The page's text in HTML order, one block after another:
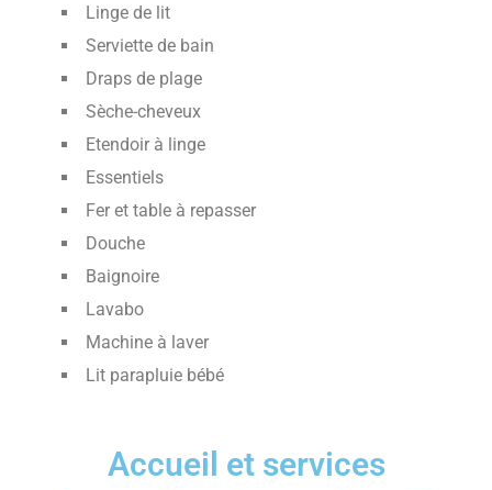
Linge de lit
Serviette de bain
Draps de plage
Sèche-cheveux
Etendoir à linge
Essentiels
Fer et table à repasser
Douche
Baignoire
Lavabo
Machine à laver
Lit parapluie bébé
Accueil et services